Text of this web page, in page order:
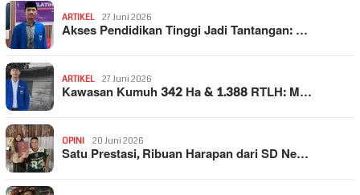
ARTIKEL 27 Juni 2026
Akses Pendidikan Tinggi Jadi Tantangan: …
ARTIKEL 27 Juni 2026
Kawasan Kumuh 342 Ha & 1.388 RTLH: M…
OPINI 20 Juni 2026
Satu Prestasi, Ribuan Harapan dari SD Ne…